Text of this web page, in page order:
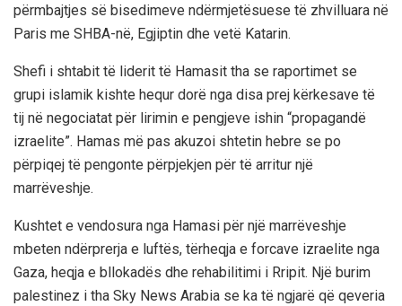
përmbajtjes së bisedimeve ndërmjetësuese të zhvilluara në
Paris me SHBA-në, Egjiptin dhe vetë Katarin.
Shefi i shtabit të liderit të Hamasit tha se raportimet se
grupi islamik kishte hequr dorë nga disa prej kërkesave të
tij në negociatat për lirimin e pengjeve ishin “propagandë
izraelite”. Hamas më pas akuzoi shtetin hebre se po
përpiqej të pengonte përpjekjen për të arritur një
marrëveshje.
Kushtet e vendosura nga Hamasi për një marrëveshje
mbeten ndërprerja e luftës, tërheqja e forcave izraelite nga
Gaza, heqja e bllokadës dhe rehabilitimi i Rripit. Një burim
palestinez i tha Sky News Arabia se ka të ngjarë që qeveria